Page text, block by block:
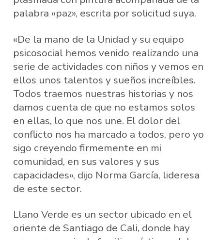
palabra «paz», escrita por solicitud suya.
«De la mano de la Unidad y su equipo
psicosocial hemos venido realizando una
serie de actividades con niños y vemos en
ellos unos talentos y sueños increíbles.
Todos traemos nuestras historias y nos
damos cuenta de que no estamos solos
en ellas, lo que nos une. El dolor del
conflicto nos ha marcado a todos, pero yo
sigo creyendo firmemente en mi
comunidad, en sus valores y sus
capacidades», dijo Norma García, lideresa
de este sector.
Llano Verde es un sector ubicado en el
oriente de Santiago de Cali, donde hay